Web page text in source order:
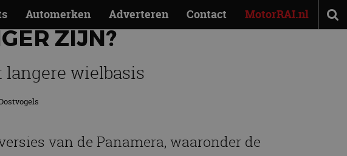
Automerken Adverteren Contact MotorRAI.nl
ZIJN?
langere wielbasis
van de Panamera, waaronder de